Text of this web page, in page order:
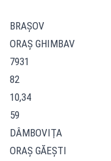
BRAŞOV
ORAŞ GHIMBAV
7931
82
10,34
59
DÂMBOVIŢA
ORAŞ GĂEŞTI